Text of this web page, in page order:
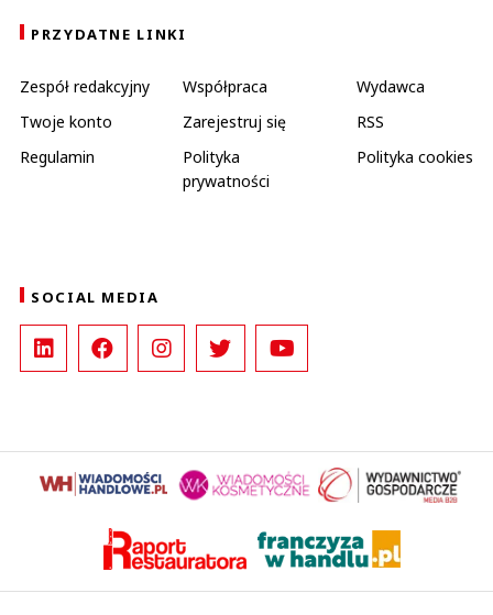
PRZYDATNE LINKI
Zespół redakcyjny Współpraca
Wydawca
Twoje konto
Zarejestruj się
RSS
Regulamin
Polityka
prywatności
Polityka cookies
SOCIAL MEDIA